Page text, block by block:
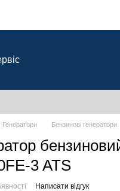
Генератори Бензинові генератори
3 ATS
Написати відгук